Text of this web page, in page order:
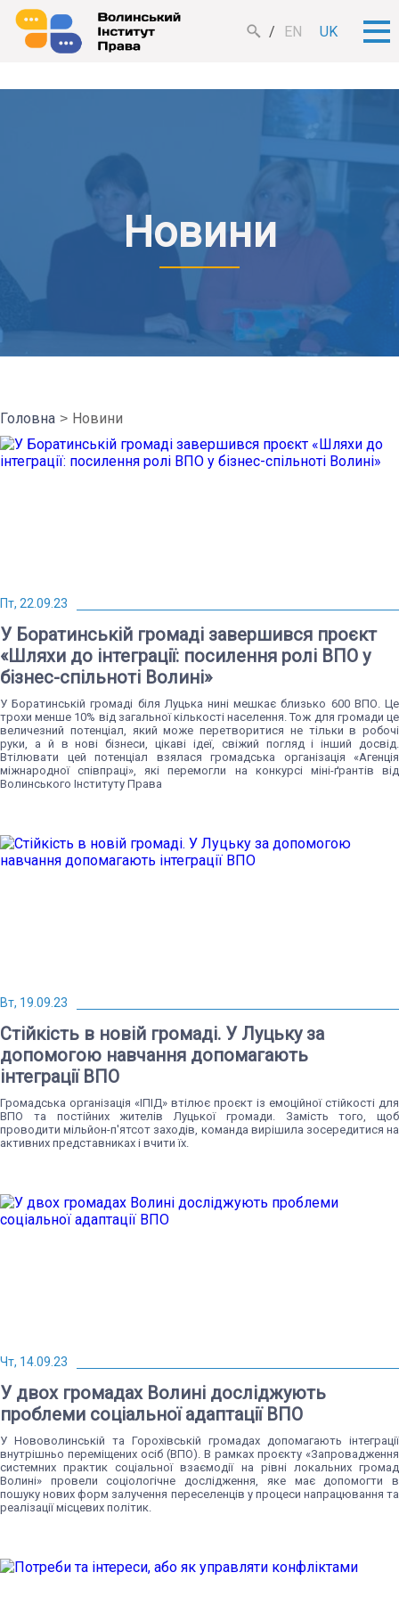
EN UK
Новини
Головна Новини
Пт, 22.09.23
У Боратинській громаді завершився проєкт
«Шляхи до інтеграції: посилення ролі ВПО у
бізнес-спільноті Волині»
У Боратинській громаді біля Луцька нині мешкає близько 600 ВПО. Це
трохи менше 10% від загальної кількості населення. Тож для громади це
величезний потенціал, який може перетворитися не тільки в робочі
руки, а й в нові бізнеси, цікаві ідеї, свіжий погляд і інший досвід.
Втілювати цей потенціал взялася громадська організація «Агенція
міжнародної співпраці», які перемогли на конкурсі міні-ґрантів від
Волинського Інституту Права
Вт, 19.09.23
Стійкість в новій громаді. У Луцьку за
допомогою навчання допомагають
інтеграції ВПО
Громадська організація «ІПІД» втілює проєкт із емоційної стійкості для
ВПО та постійних жителів Луцької громади. Замість того, щоб
проводити мільйон-п'ятсот заходів, команда вирішила зосередитися на
активних представниках і вчити їх.
Чт, 14.09.23
У двох громадах Волині досліджують
проблеми соціальної адаптації ВПО
У Нововолинській та Горохівській громадах допомагають інтеграції
внутрішньо переміщених осіб (ВПО). В рамках проєкту «Запровадження
системних практик соціальної взаємодії на рівні локальних громад
Волині» провели соціологічне дослідження, яке має допомогти в
пошуку нових форм залучення переселенців у процеси напрацювання та
реалізації місцевих політик.